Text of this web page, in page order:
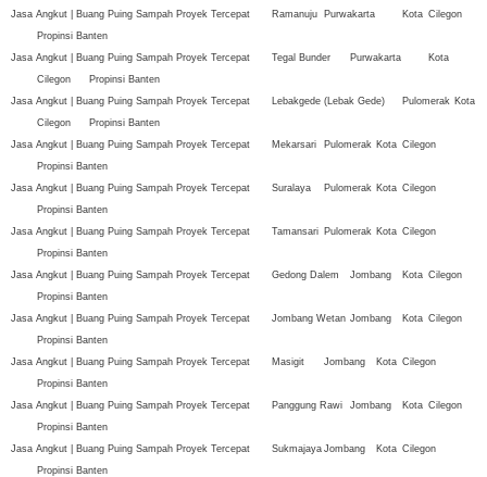
Jasa Angkut | Buang Puing Sampah Proyek Tercepat
Ramanuju Purwakarta Kota Cilegon
Propinsi Banten
Jasa Angkut | Buang Puing Sampah Proyek Tercepat
Tegal Bunder Purwakarta
Kota
Cilegon
Propinsi Banten
Jasa Angkut | Buang Puing Sampah Proyek Tercepat
Lebakgede (Lebak Gede) Pulomerak Kota
Cilegon
Propinsi Banten
Jasa Angkut | Buang Puing Sampah Proyek Tercepat
Mekarsari Pulomerak Kota Cilegon
Propinsi Banten
Jasa Angkut | Buang Puing Sampah Proyek Tercepat
Suralaya Pulomerak Kota Cilegon
Propinsi Banten
Jasa Angkut | Buang Puing Sampah Proyek Tercepat
Tamansari Pulomerak Kota Cilegon
Propinsi Banten
Jasa Angkut | Buang Puing Sampah Proyek Tercepat
Gedong Dalem Jombang Kota Cilegon
Propinsi Banten
Jasa Angkut | Buang Puing Sampah Proyek Tercepat
Jombang Wetan Jombang Kota Cilegon
Propinsi Banten
Jasa Angkut | Buang Puing Sampah Proyek Tercepat
Masigit Jombang Kota Cilegon
Propinsi Banten
Jasa Angkut | Buang Puing Sampah Proyek Tercepat
Panggung Rawi Jombang Kota Cilegon
Propinsi Banten
Jasa Angkut | Buang Puing Sampah Proyek Tercepat
Sukmajaya Jombang Kota Cilegon
Propinsi Banten